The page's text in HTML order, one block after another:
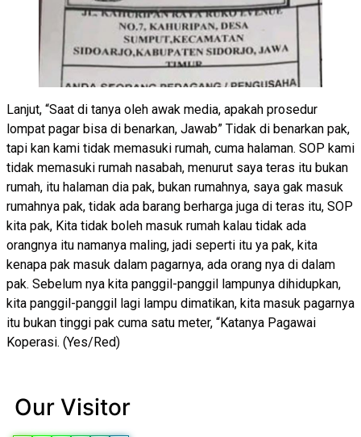
Lanjut, “Saat di tanya oleh awak media, apakah prosedur
lompat pagar bisa di benarkan, Jawab” Tidak di benarkan pak,
tapi kan kami tidak memasuki rumah, cuma halaman. SOP kami
tidak memasuki rumah nasabah, menurut saya teras itu bukan
rumah, itu halaman dia pak, bukan rumahnya, saya gak masuk
rumahnya pak, tidak ada barang berharga juga di teras itu, SOP
kita pak, Kita tidak boleh masuk rumah kalau tidak ada
orangnya itu namanya maling, jadi seperti itu ya pak, kita
kenapa pak masuk dalam pagarnya, ada orang nya di dalam
pak. Sebelum nya kita panggil-panggil lampunya dihidupkan,
kita panggil-panggil lagi lampu dimatikan, kita masuk pagarnya
itu bukan tinggi pak cuma satu meter, “Katanya Pagawai
Koperasi. (Yes/Red)
Our Visitor